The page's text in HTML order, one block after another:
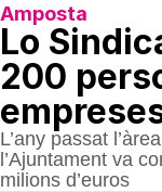
Amposta
Lo
200
L’any passat
l’Ajuntament va
milions d’euros